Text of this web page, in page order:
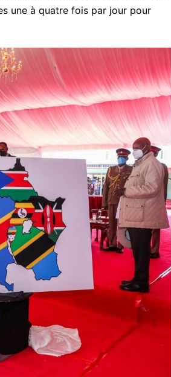
une à quatre fois par jour pour